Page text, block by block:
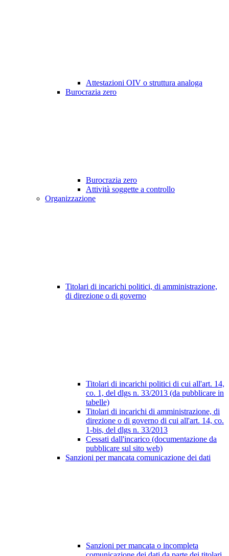
Attestazioni OIV o struttura analoga
Burocrazia zero
Burocrazia zero
Attività soggette a controllo
Organizzazione
Titolari di incarichi politici, di amministrazione,
di direzione o di governo
Titolari di incarichi politici di cui all'art. 14,
co. 1, del dlgs n. 33/2013 (da pubblicare in
tabelle)
Titolari di incarichi di amministrazione, di
direzione o di governo di cui all'art. 14, co.
1-bis, del dlgs n. 33/2013
Cessati dall'incarico (documentazione da
pubblicare sul sito web)
Sanzioni per mancata comunicazione dei dati
Sanzioni per mancata o incompleta